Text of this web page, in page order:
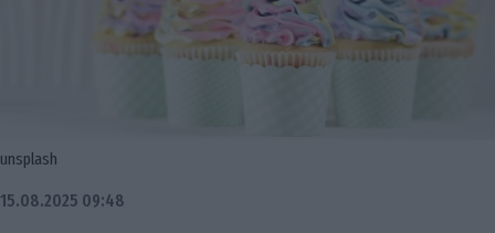
unsplash
15.08.2025 09:48